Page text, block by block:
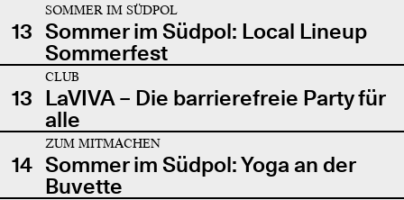
13
SOMMER IM SÜDPOL
Sommer im Südpol: Local Lineup
Sommerfest
13
CLUB
LaVIVA – Die barrierefreie Party für
alle
14
ZUM MITMACHEN
Sommer im Südpol: Yoga an der
Buvette